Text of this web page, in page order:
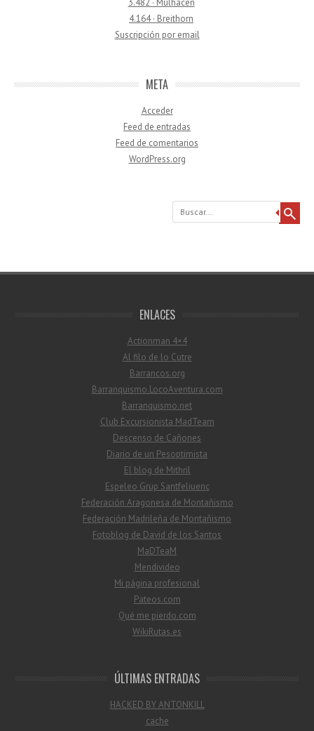
4.164 · Breithorn
Suscripción por email
META
Acceder
Feed de entradas
Feed de comentarios
WordPress.org
Buscar
ENLACES
Actionman 4×4
Al filo de lo Cutre
Barrancos.org
Barranquismo.LocoAventura.com
Barranquismo.net
Club Excursionista MadTeam
Descenso de Cañones
Diario de un Pesoptimista
El blog de Mithril
Espeleo Grup Santfeliuenc
Federación Aragonesa de Montañismo
Federación Madrileña de Montañismo
Fotoblog de David de los Santos
MaDTeaM
Mendivideo
Mi página profesional
Pateos.com
Qué me pierdo.com
WikiRutas.es
ÚLTIMAS ENTRADAS
HACKED BY ANTONKILL
cache